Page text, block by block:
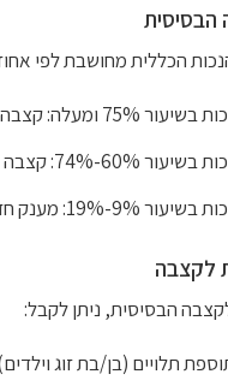
הבסיסית
הכללית מחושבת לפי
75% ומעלה: קצבה מלאה (כ-2,900 שקל בחודש, 2024)
60%-74%: קצבה חלקית בהתאם לאחוז
בשיעור 9%-19%: מענק חד-פעמי
לקצבה
הבסיסית, ניתן לקבל:
תלויים (בן/בת זוג